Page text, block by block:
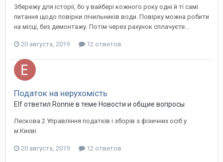
Збережу для історії, бо у вайбері кожного року одні й ті самі
питання щодо повірки лічильників води. Повірку можна робити
на місці, без демонтажу. Потім через рахунок сплачуєте...
20 августа, 2019 12 ответов
Податок на нерухомість
Elf ответил Ronnie в теме Новости и общие вопросы
Лескова 2 Управління податків і зборів з фізичних осіб у
м.Києві
20 августа, 2019 12 ответов